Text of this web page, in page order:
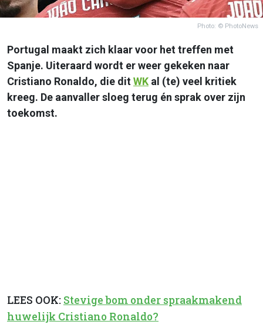
Photo: © PhotoNews
Portugal maakt zich klaar voor het treffen met
Spanje. Uiteraard wordt er weer gekeken naar
Cristiano Ronaldo, die ditWK al (te) veel kritiek
kreeg. De aanvaller sloeg terug én sprak over zijn
toekomst.
LEES OOK: Stevige bom onder spraakmakend
huwelijk Cristiano Ronaldo?